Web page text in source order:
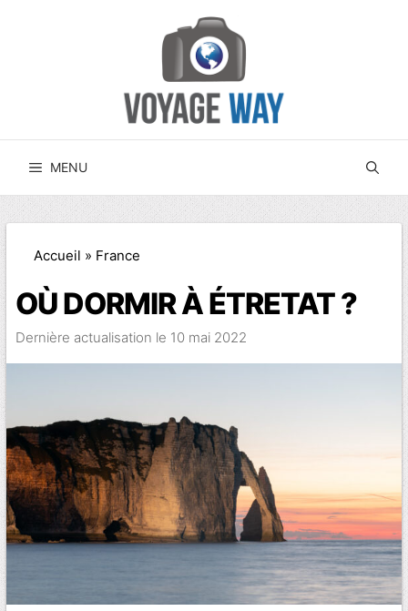
MENU
Accueil » France
OÙ DORMIR À ÉTRETAT ?
10 mai 2022